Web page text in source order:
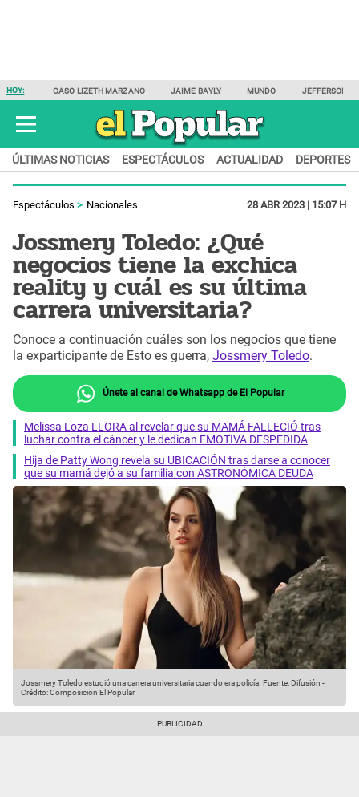
HOY: CASO LIZETH MARZANO JAIME BAYLY MUNDO JEFFERSON
ÚLTIMAS NOTICIAS ESPECTÁCULOS ACTUALIDAD DEPORTES
Espectáculos Nacionales 28 ABR 2023 | 15:07 H
Jossmery Toledo: ¿Qué
negocios tiene la exchica
reality y cuál es su última
carrera universitaria?
Conoce a continuación cuáles son los negocios que tiene
la exparticipante de Esto es guerra, Jossmery Toledo.
Únete al canal de Whatsapp de El Popular
Melissa Loza LLORA al revelar que su MAMÁ FALLECIÓ tras
luchar contra el cáncer y le dedican EMOTIVA DESPEDIDA
Hija de Patty Wong revela su UBICACIÓN tras darse a conocer
que su mamá dejó a su familia con ASTRONÓMICA DEUDA
Jossmery Toledo estudió una carrera universitaria cuando era policía. Fuente: Difusión -
Crédito: Composición El Popular